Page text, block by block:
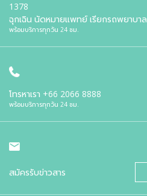
1378
ฉุกเฉิน นัดหมายแพทย์ เรียกรถพยาบาล
พร้อมบริการทุกวัน 24 ชม.
โทรหาเรา +66 2066 8888
พร้อมบริการทุกวัน 24 ชม.
สมัครรับข่าวสาร